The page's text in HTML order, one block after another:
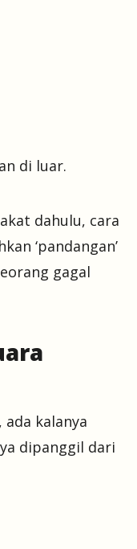
di luar.
dahulu, cara
‘pandangan’
gagal
kalanya
dipanggil dari